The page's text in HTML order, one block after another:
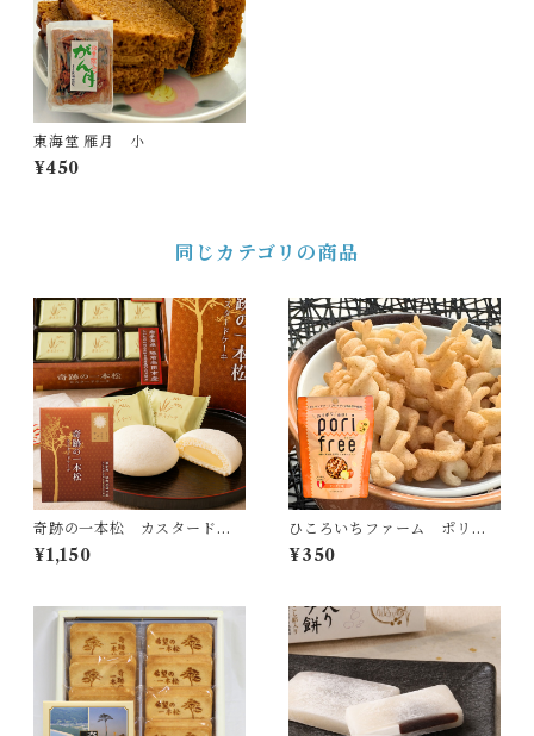
東海堂 雁月 小
¥450
同じカテゴリの商品
奇跡の一本松 カスタードケ
ーキ
¥1,150
ひころいちファーム ポリフ
リー オニオン味
¥350